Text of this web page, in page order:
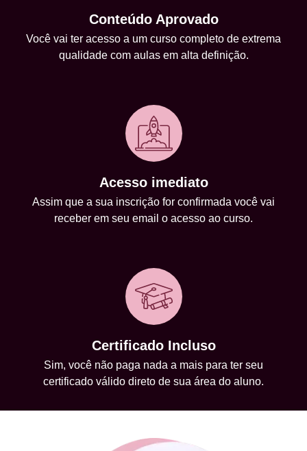
Conteúdo Aprovado
Você vai ter acesso a um curso completo de extrema
qualidade com aulas em alta definição.
Acesso imediato
Assim que a sua inscrição for confirmada você vai
receber em seu email o acesso ao curso.
Certificado Incluso
Sim, você não paga nada a mais para ter seu
certificado válido direto de sua área do aluno.